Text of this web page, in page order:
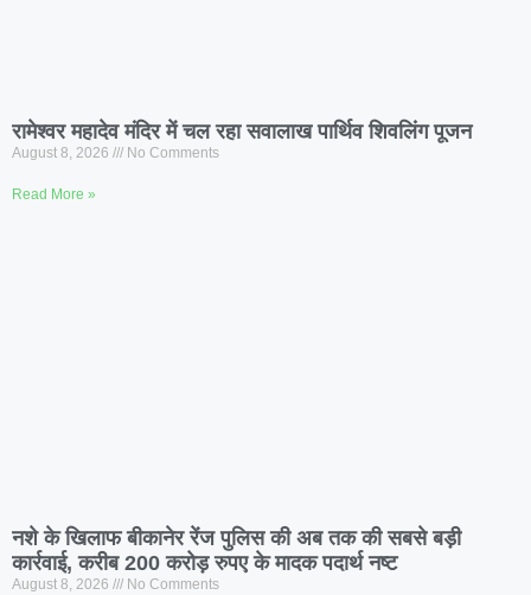
रामेश्वर महादेव मंदिर में चल रहा सवालाख पार्थिव शिवलिंग पूजन
August 8, 2026 No Comments
Read More »
नशे के खिलाफ बीकानेर रेंज पुलिस की अब तक की सबसे बड़ी
कार्रवाई, करीब 200 करोड़ रुपए के मादक पदार्थ नष्ट
August 8, 2026 No Comments